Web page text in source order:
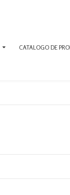
CATALOGO DE